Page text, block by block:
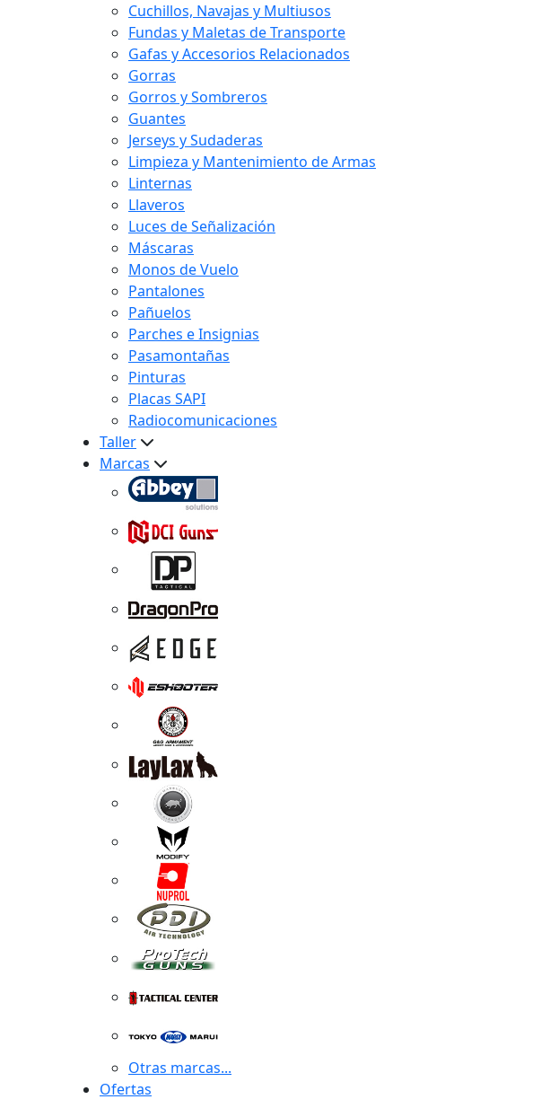
Cuchillos, Navajas y Multiusos
Fundas y Maletas de Transporte
Gafas y Accesorios Relacionados
Gorras
Gorros y Sombreros
Guantes
Jerseys y Sudaderas
Limpieza y Mantenimiento de Armas
Linternas
Llaveros
Luces de Señalización
Máscaras
Monos de Vuelo
Pantalones
Pañuelos
Parches e Insignias
Pasamontañas
Pinturas
Placas SAPI
Radiocomunicaciones
Taller
Marcas
Otras marcas...
Ofertas